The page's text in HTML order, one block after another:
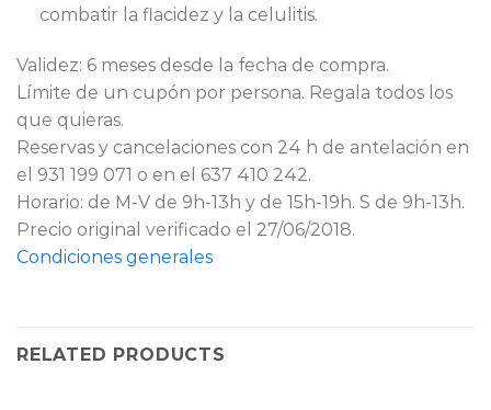
combatir la flacidez y la celulitis.
Validez: 6 meses desde la fecha de compra.
Límite de un cupón por persona. Regala todos los
que quieras.
Reservas y cancelaciones con 24 h de antelación en
el 931 199 071 o en el 637 410 242.
Horario: de M-V de 9h-13h y de 15h-19h. S de 9h-13h.
Precio original verificado el 27/06/2018.
Condiciones generales
RELATED PRODUCTS